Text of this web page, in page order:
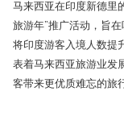
马来西亚在印度新德里
旅游年”推广活动，旨
将印度游客入境人数提
表着马来西亚旅游业发
客带来更优质难忘的旅
印度一直是马来西亚旅